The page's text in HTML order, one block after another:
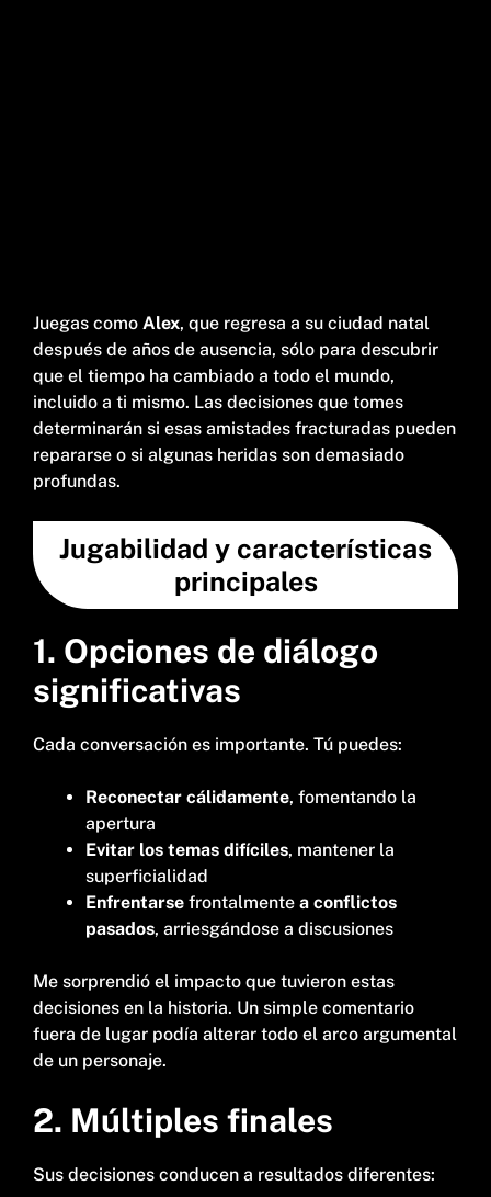
Juegas como Alex, que regresa a su ciudad natal
después de años de ausencia, sólo para descubrir
que el tiempo ha cambiado a todo el mundo,
incluido a ti mismo. Las decisiones que tomes
determinarán si esas amistades fracturadas pueden
repararse o si algunas heridas son demasiado
profundas.
Jugabilidad y características
principales
1. Opciones de diálogo
significativas
Cada conversación es importante. Tú puedes:
Reconectar cálidamente, fomentando la
apertura
Evitar los temas difíciles, mantener la
superficialidad
Enfrentarse frontalmente a conflictos
pasados, arriesgándose a discusiones
Me sorprendió el impacto que tuvieron estas
decisiones en la historia. Un simple comentario
fuera de lugar podía alterar todo el arco argumental
de un personaje.
2. Múltiples finales
Sus decisiones conducen a resultados diferentes: